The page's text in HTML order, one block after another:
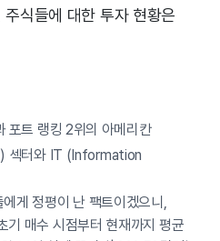
식들에 대한 투자 현황은
포트 랭킹 2위의 아메리칸
섹터와 IT (Information
게 정평이 난 팩트이겠으니,
기 매수 시점부터 현재까지 평균